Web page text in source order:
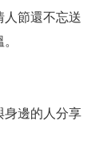
人節還不忘送
身邊的人分享